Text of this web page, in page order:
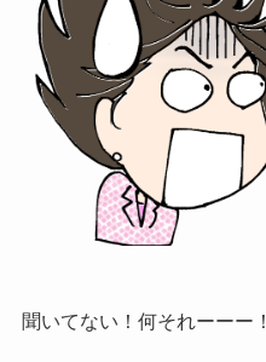
聞いてない！何それーーー！